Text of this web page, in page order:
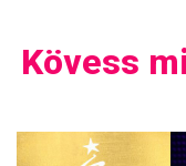
Kövess